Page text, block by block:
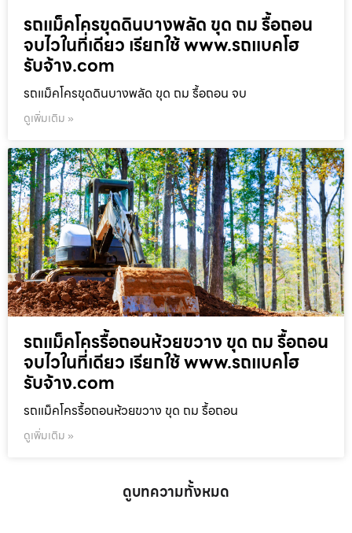
รถแม็คโครขุดดินบางพลัด ขุด ถม รื้อถอน
จบไวในที่เดียว เรียกใช้ www.รถแบคโฮ
รับจ้าง.com
รถแม็คโครขุดดินบางพลัด ขุด ถม รื้อถอน จบ
ดูเพิ่มเติม »
รถแม็คโครรื้อถอนห้วยขวาง ขุด ถม รื้อถอน
จบไวในที่เดียว เรียกใช้ www.รถแบคโฮ
รับจ้าง.com
รถแม็คโครรื้อถอนห้วยขวาง ขุด ถม รื้อถอน
ดูเพิ่มเติม »
ดูบทความทั้งหมด